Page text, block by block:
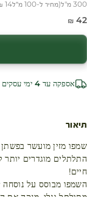
300 מ"ל (מחיר ל-100 מ״ל 14 ₪
מחיר מבצע
42 ₪
אספקה עד 4 ימי עסקים
תיאור
שמפו מזין מועשר בפשתן
התלתלים מוגדרים יותר
חיים!
השמפו מבוסס על נוסחה